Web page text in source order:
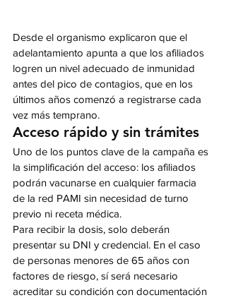
Desde el organismo explicaron que el
adelantamiento apunta a que los afiliados
logren un nivel adecuado de inmunidad
antes del pico de contagios, que en los
últimos años comenzó a registrarse cada
vez más temprano.
Acceso rápido y sin trámites
Uno de los puntos clave de la campaña es
la simplificación del acceso: los afiliados
podrán vacunarse en cualquier farmacia
de la red PAMI sin necesidad de turno
previo ni receta médica.
Para recibir la dosis, solo deberán
presentar su DNI y credencial. En el caso
de personas menores de 65 años con
factores de riesgo, sí será necesario
acreditar su condición con documentación